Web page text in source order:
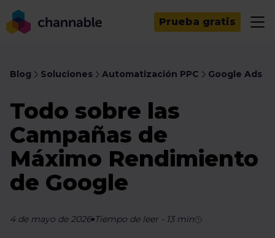
Prueba gratis
Blog Soluciones Automatización PPC Google Ads
Todo sobre las
Campañas de
Máximo Rendimiento
de Google
4 de mayo de 2026 Tiempo de leer- 13min